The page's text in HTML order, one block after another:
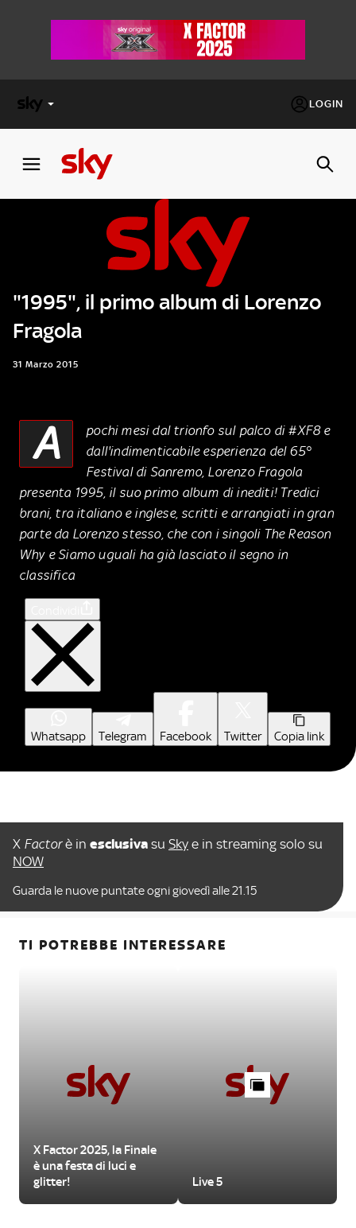
LOGIN
FACTOR
Cos’altro vedere:
PROGRAMMI SKY
Un mondo di offerte:
SKY.IT
"1995", il primo album di Lorenzo
Fragola
31 Marzo 2015
A
pochi mesi dal trionfo sul palco di #XF8 e
dall'indimenticabile esperienza del 65°
Festival di Sanremo, Lorenzo Fragola
presenta 1995, il suo primo album di inediti! Tredici
brani, tra italiano e inglese, scritti e arrangiati in gran
parte da Lorenzo stesso, che con i singoli The Reason
Why e Siamo uguali ha già lasciato il segno in
classifica
Whatsapp Telegram Facebook Twitter Copia link
X Factorè in esclusiva su Sky e in streaming solo su
NOW
Guarda le nuove puntate ogni giovedì alle 21.15
TI POTREBBE INTERESSARE
X Factor 2025, la Finale
è una festa di luci e
glitter!
Live 5